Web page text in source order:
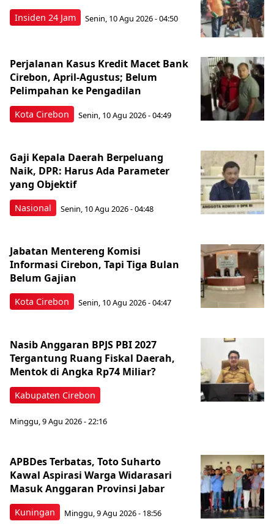
Insiden 24 Jam Senin, 10 Agu 2026 - 04:50
Kota Cirebon
Perjalanan Kasus Kredit Macet Bank
Cirebon, April-Agustus; Belum
Pelimpahan ke Pengadilan
Senin, 10 Agu 2026 - 04:49
Nasional
Gaji Kepala Daerah Berpeluang
Naik, DPR: Harus Ada Parameter
yang Objektif
Senin, 10 Agu 2026 - 04:48
Kota Cirebon
Jabatan Mentereng Komisi
Informasi Cirebon, Tapi Tiga Bulan
Belum Gajian
Senin, 10 Agu 2026 - 04:47
Kabupaten Cirebon
Nasib Anggaran BPJS PBI 2027
Tergantung Ruang Fiskal Daerah,
Mentok di Angka Rp74 Miliar?
Minggu, 9 Agu 2026 - 22:16
Kuningan
APBDes Terbatas, Toto Suharto
Kawal Aspirasi Warga Widarasari
Masuk Anggaran Provinsi Jabar
Minggu, 9 Agu 2026 - 18:56